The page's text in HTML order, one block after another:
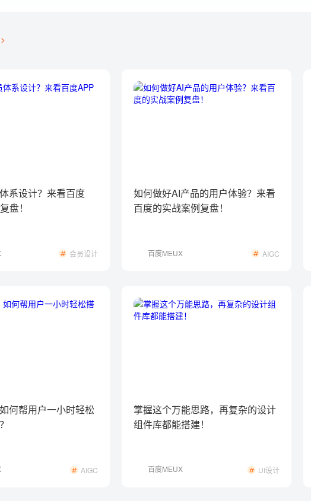
系设计？来看百度
盘！
会员设计
如何做好AI产品的用户体验？来看
百度的实战案例复盘！
百度MEUX AIGC
何帮用户一小时轻松
AIGC
掌握这个万能思路，再复杂的设计
组件库都能搭建！
百度MEUX UI设计